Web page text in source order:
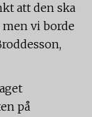
att den ska
vi borde
på